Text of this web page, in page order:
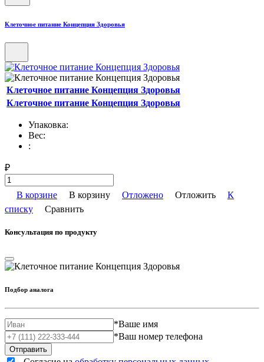
Клеточное питание Концепция Здоровья
Клеточное питание Концепция Здоровья
Клеточное питание Концепция Здоровья
Упаковка:
Вес:
:
₽
В корзине В корзину Отложено Отложить
К
списку
Сравнить
Консультация по продукту
Подбор аналога
*Ваше имя
*Ваш номер телефона